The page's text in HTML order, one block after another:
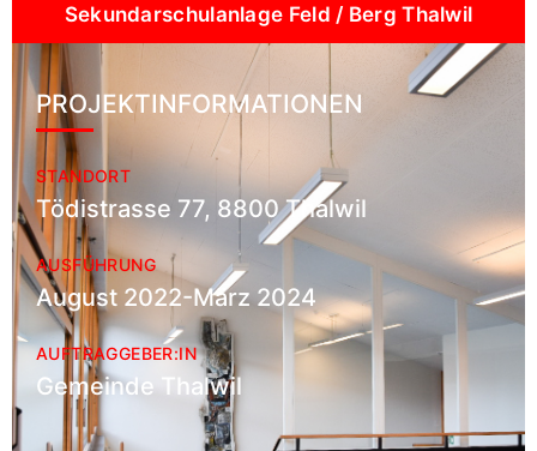
Sekundarschulanlage Feld / Berg Thalwil
PROJEKTINFORMATIONEN
STANDORT
Tödistrasse 77, 8800 Thalwil
AUSFÜHRUNG
August 2022-März 2024
AUFTRAGGEBER:IN
Gemeinde Thalwil